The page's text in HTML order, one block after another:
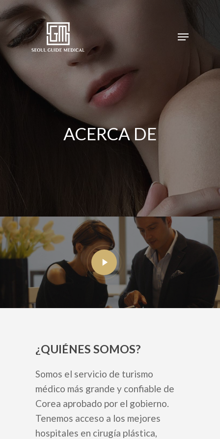
ACERCA DE
¿QUIÉNES SOMOS?
Somos el servicio de turismo
médico más grande y confiable de
Corea aprobado por el gobierno.
Tenemos acceso a los mejores
hospitales en cirugía plástica,